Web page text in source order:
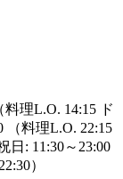
料理L.O. 14:15 ド
（料理L.O. 22:15
日: 11:30～23:00
）